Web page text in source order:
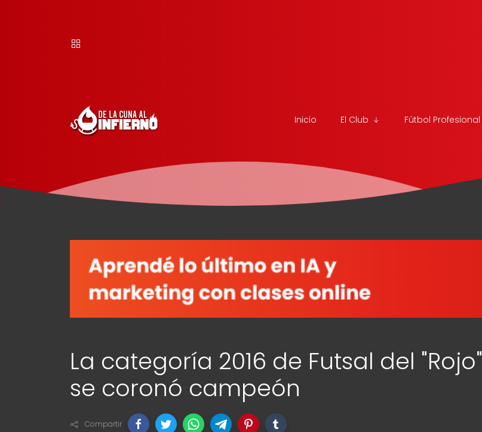
Inicio El Club Fútbol Profesional
La categoría 2016 de Futsal del "Rojo"
se coronó campeón
Compartir